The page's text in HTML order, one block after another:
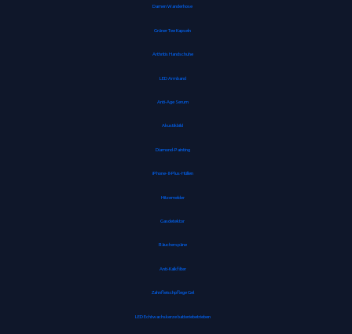
Damen Wanderhose
Grüner Tee Kapseln
Arthritis Handschuhe
LED Armband
Anti-Age Serum
Akustikbild
Diamond-Painting
iPhone-8-Plus-Hüllen
Hitzemelder
Gasdetektor
Räucherspäne
Anti-Kalkfilter
Zahnfleischpflege Gel
LED Echtwachskerze batteriebetrieben